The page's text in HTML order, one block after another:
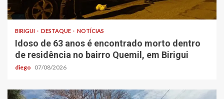
BIRIGUI DESTAQUE NOTÍCIAS
Idoso de 63 anos é encontrado morto dentro
de residência no bairro Quemil, em Birigui
diego 07/08/2026